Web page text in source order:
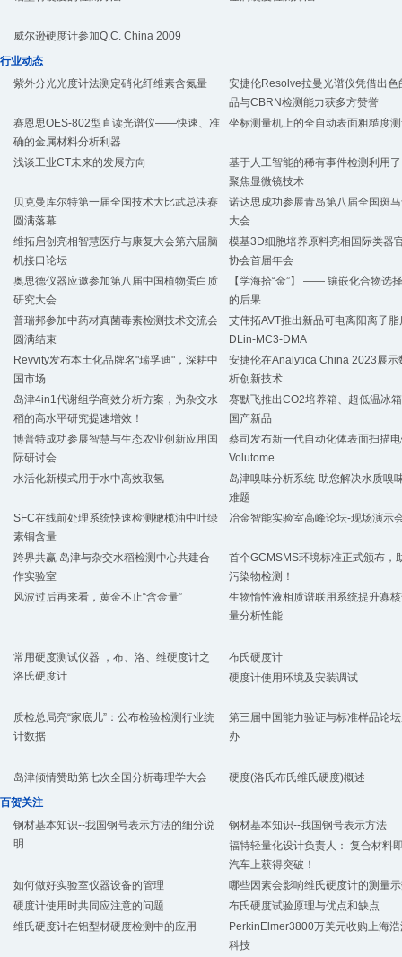
威尔逊硬度计参加Q.C. China 2009
行业动态
紫外分光光度计法测定硝化纤维素含氮量
安捷伦Resolve拉曼光谱仪凭借出色
品与CBRN检测能力获多方赞誉
赛恩思OES-802型直读光谱仪——快速、准
确的金属材料分析利器
坐标测量机上的全自动表面粗糙度
浅谈工业CT未来的发展方向
基于人工智能的稀有事件检测利用
聚焦显微镜技术
贝克曼库尔特第一届全国技术大比武总决赛
圆满落幕
诺达思成功参展青岛第八届全国斑
大会
维拓启创亮相智慧医疗与康复大会第六届脑
机接口论坛
模基3D细胞培养原料亮相国际类器
协会首届年会
奥思德仪器应邀参加第八届中国植物蛋白质
研究大会
【学海拾“金”】 —— 镶嵌化合物选
的后果
普瑞邦参加中药材真菌毒素检测技术交流会
圆满结束
艾伟拓AVT推出新品可电离阳离子脂
DLin-MC3-DMA
Revvity发布本土化品牌名"瑞孚迪"，深耕中
国市场
安捷伦在Analytica China 2023展示
析创新技术
岛津4in1代谢组学高效分析方案，为杂交水
稻的高水平研究提速增效！
赛默飞推出CO2培养箱、超低温冰
国产新品
博普特成功参展智慧与生态农业创新应用国
际研讨会
蔡司发布新一代自动化体表面扫描
Volutome
水活化新模式用于水中高效取氢
岛津嗅味分析系统-助您解决水质嗅
难题
SFC在线前处理系统快速检测橄榄油中叶绿
素铜含量
冶金智能实验室高峰论坛-现场演示
跨界共赢 岛津与杂交水稻检测中心共建合
作实验室
首个GCMSMS环境标准正式颁布，
污染物检测！
风波过后再来看，黄金不止“含金量”
生物惰性液相质谱联用系统提升寡
量分析性能
常用硬度测试仪器 ，布、洛、维硬度计之
洛氏硬度计
布氏硬度计
硬度计使用环境及安装调试
质检总局亮“家底儿”：公布检验检测行业统
计数据
第三届中国能力验证与标准样品论
办
岛津倾情赞助第七次全国分析毒理学大会
硬度(洛氏布氏维氏硬度)概述
百贺关注
钢材基本知识--我国钢号表示方法的细分说
明
钢材基本知识--我国钢号表示方法
福特轻量化设计负责人： 复合材料
汽车上获得突破！
如何做好实验室仪器设备的管理
哪些因素会影响维氏硬度计的测量
硬度计使用时共同应注意的问题
布氏硬度试验原理与优点和缺点
维氏硬度计在铝型材硬度检测中的应用
PerkinElmer3800万美元收购上海
科技